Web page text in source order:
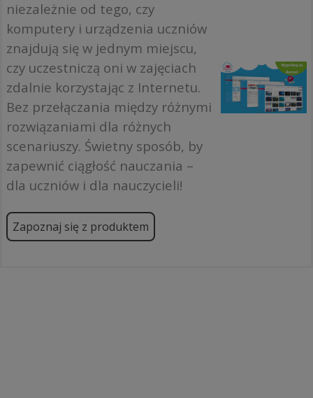
niezależnie od tego, czy
komputery i urządzenia uczniów
znajdują się w jednym miejscu,
czy uczestniczą oni w zajęciach
zdalnie korzystając z Internetu.
Bez przełączania między różnymi
rozwiązaniami dla różnych
scenariuszy. Świetny sposób, by
zapewnić ciągłość nauczania –
dla uczniów i dla nauczycieli!
Zapoznaj się z produktem